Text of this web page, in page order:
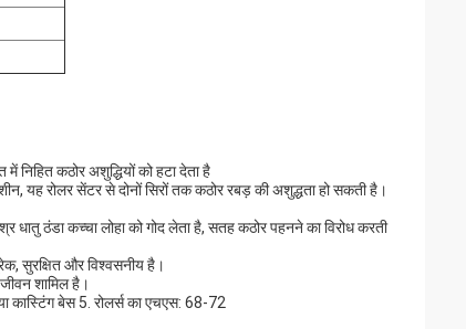
निहित कठोर अशुद्धियों को हटा देता है
यह रोलर सेंटर से दोनों सिरों तक कठोर रबड़ की अशुद्धता हो सकती है।
धातु ठंडा कच्चा लोहा को गोद लेता है, सतह कठोर पहनने का विरोध करती
सुरक्षित और विश्वसनीय है।
शामिल है।
कास्टिंग बेस 5. रोलर्स का एचएस: 68-72